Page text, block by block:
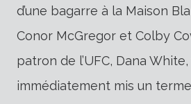
d’une bagarre à la Maison
Conor McGregor et Colby
patron de l’UFC, Dana White,
immédiatement mis un